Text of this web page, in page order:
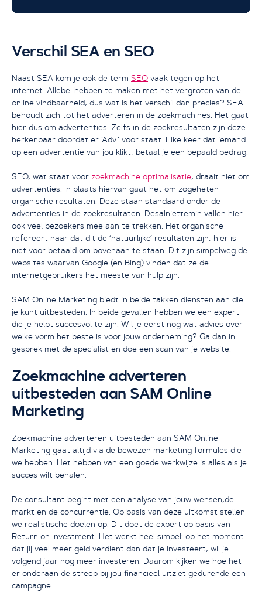
Verschil SEA en SEO
Naast SEA kom je ook de term SEO vaak tegen op het
internet. Allebei hebben te maken met het vergroten van de
online vindbaarheid, dus wat is het verschil dan precies? SEA
behoudt zich tot het adverteren in de zoekmachines. Het gaat
hier dus om advertenties. Zelfs in de zoekresultaten zijn deze
herkenbaar doordat er ‘Adv.’ voor staat. Elke keer dat iemand
op een advertentie van jou klikt, betaal je een bepaald bedrag.
SEO, wat staat voor zoekmachine optimalisatie, draait niet om
advertenties. In plaats hiervan gaat het om zogeheten
organische resultaten. Deze staan standaard onder de
advertenties in de zoekresultaten. Desalniettemin vallen hier
ook veel bezoekers mee aan te trekken. Het organische
refereert naar dat dit de ‘natuurlijke’ resultaten zijn, hier is
niet voor betaald om bovenaan te staan. Dit zijn simpelweg de
websites waarvan Google (en Bing) vinden dat ze de
internetgebruikers het meeste van hulp zijn.
SAM Online Marketing biedt in beide takken diensten aan die
je kunt uitbesteden. In beide gevallen hebben we een expert
die je helpt succesvol te zijn. Wil je eerst nog wat advies over
welke vorm het beste is voor jouw onderneming? Ga dan in
gesprek met de specialist en doe een scan van je website.
Zoekmachine adverteren
uitbesteden aan SAM Online
Marketing
Zoekmachine adverteren uitbesteden aan SAM Online
Marketing gaat altijd via de bewezen marketing formules die
we hebben. Het hebben van een goede werkwijze is alles als je
succes wilt behalen.
De consultant begint met een analyse van jouw wensen,de
markt en de concurrentie. Op basis van deze uitkomst stellen
we realistische doelen op. Dit doet de expert op basis van
Return on Investment. Het werkt heel simpel: op het moment
dat jij veel meer geld verdient dan dat je investeert, wil je
volgend jaar nog meer investeren. Daarom kijken we hoe het
er onderaan de streep bij jou financieel uitziet gedurende een
campagne.